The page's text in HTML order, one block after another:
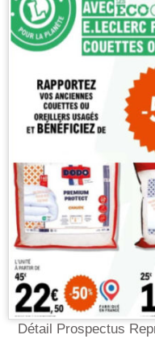
Détail Prospectus